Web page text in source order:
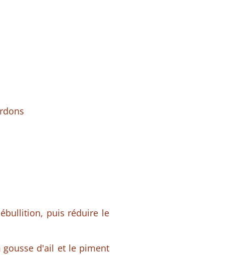
puis réduire le
d'ail et le piment